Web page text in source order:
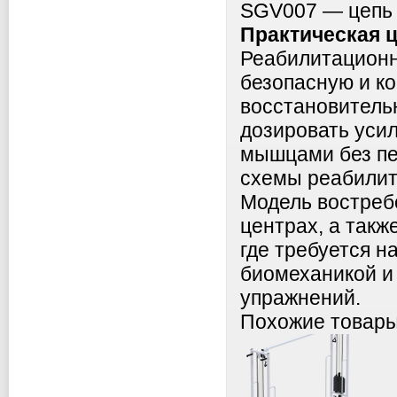
SGV007 — цепь
Практическая
безопасную и
дозировать
мышцами без
схемы
Модель
центрах, а
где требуется
биомеханикой
упражнений.
Похожие